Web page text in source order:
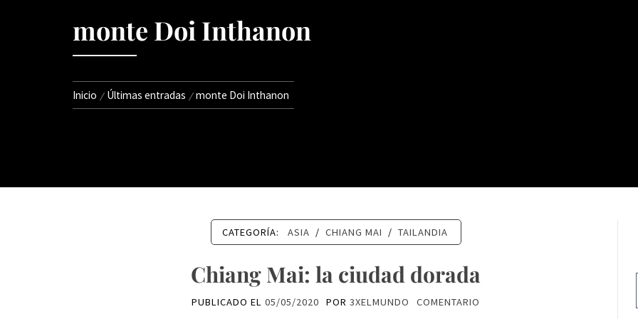
monte Doi Inthanon
Inicio Últimas entradas monte Doi Inthanon
CATEGORÍA: ASIA / CHIANG MAI / TAILANDIA
Chiang Mai: la ciudad dorada
PUBLICADO EL05/05/2020 POR3XELMUNDO COMENTARIO